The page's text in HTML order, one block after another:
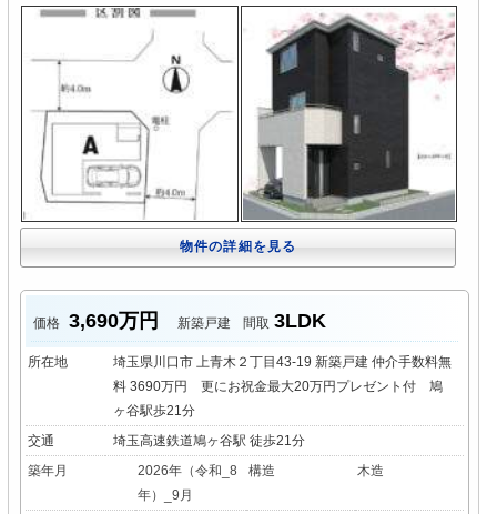
物件の詳細を見る
価格 3,690万円 新築戸建 間取 3LDK
所在地
埼玉県川口市 上青木２丁目43-19 新築戸建 仲介手数料無
料 3690万円 更にお祝金最大20万円プレゼント付 鳩
ヶ谷駅歩21分
交通
埼玉高速鉄道鳩ヶ谷駅 徒歩21分
築年月
2026年（令和_8
年）_9月
構造 木造